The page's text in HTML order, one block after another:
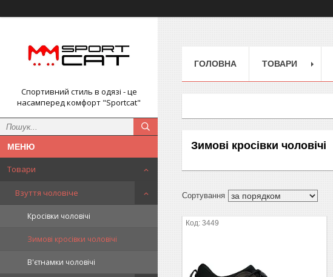
Спортивний стиль в одязі - це
насамперед комфорт "Sportcat"
Товари
Взуття чоловіче
Кросівки чоловічі
Зимові кросівки чоловічі
В'єтнамки чоловічі
ГОЛОВНА ТОВАРИ
Зимові кросівки чоловічі
3449